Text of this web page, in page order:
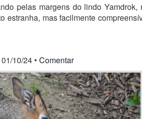
pelas margens do lindo Yamdrok,
estranha, mas facilmente
10/24 • Comentar